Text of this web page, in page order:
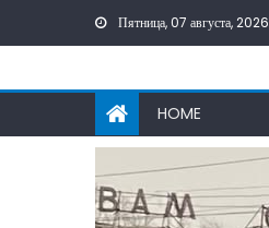
Пятница, 07 августа, 2026
HOME